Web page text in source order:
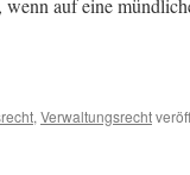
auf eine
, Verwaltungsrecht